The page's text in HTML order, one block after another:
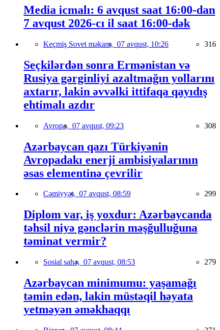
Media icmalı: 6 avqust saat 16:00-dan
7 avqust 2026-cı il saat 16:00-dək
Keçmiş Sovet məkanı, 07 avqust, 10:26 316
Seçkilərdən sonra Ermənistan və
Rusiya gərginliyi azaltmağın yollarını
axtarır, lakin əvvəlki ittifaqa qayıdış
ehtimalı azdır
Avropa, 07 avqust, 09:23 308
Azərbaycan qazı Türkiyənin
Avropadakı enerji ambisiyalarının
əsas elementinə çevrilir
Cəmiyyət, 07 avqust, 08:59 299
Diplom var, iş yoxdur: Azərbaycanda
təhsil niyə gənclərin məşğulluğuna
təminat vermir?
Sosial sahə, 07 avqust, 08:53 279
Azərbaycan minimumu: yaşamağı
təmin edən, lakin müstəqil həyata
yetməyən əməkhaqqı